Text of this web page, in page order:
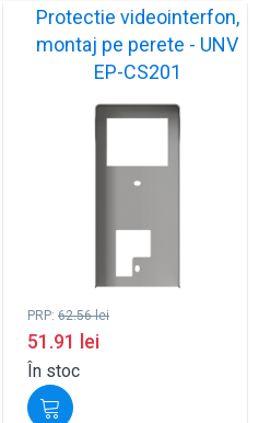
Protectie videointerfon,
montaj pe perete - UNV
EP-CS201
PRP: 62.56lei
51.91 lei
În stoc